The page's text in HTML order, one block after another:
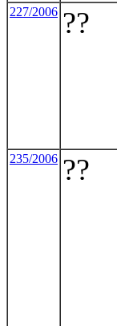
227/2006 ??
235/2006 ??